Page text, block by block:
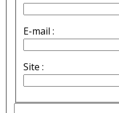
E-mail :
Site :